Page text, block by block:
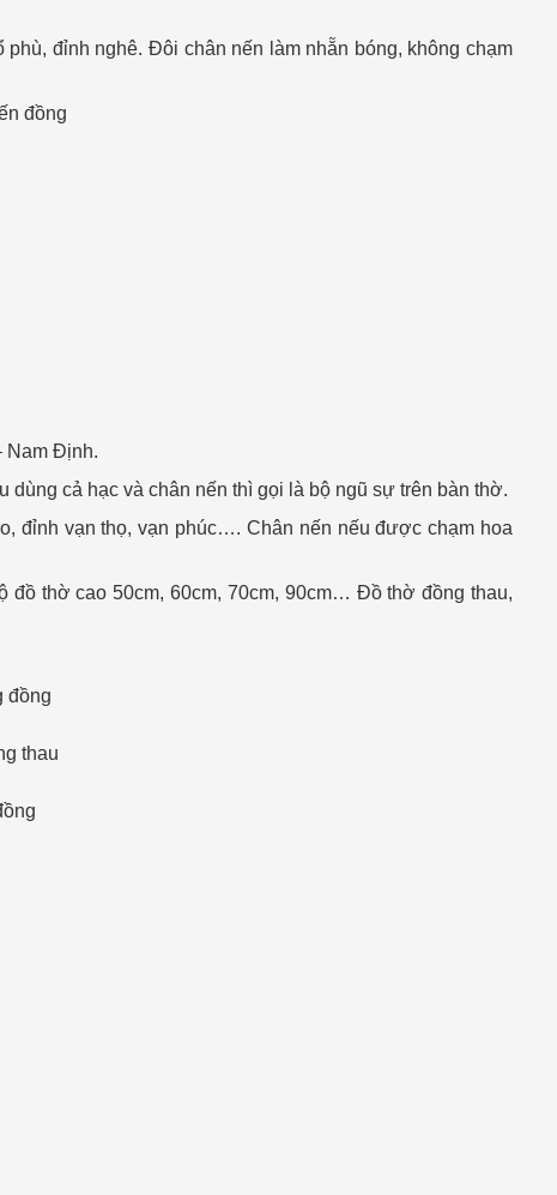
đỉnh nghê. Đôi chân nến làm nhẵn bóng, không chạm
Nam Định.
dùng cả hạc và chân nến thì gọi là bộ ngũ sự trên bàn thờ.
đỉnh vạn thọ, vạn phúc…. Chân nến nếu được chạm hoa
thờ cao 50cm, 60cm, 70cm, 90cm… Đồ thờ đồng thau,